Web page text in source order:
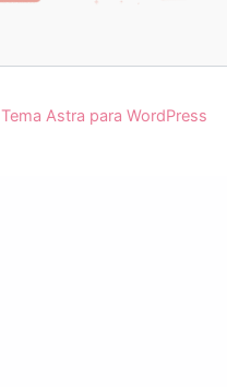
Tema Astra para WordPress